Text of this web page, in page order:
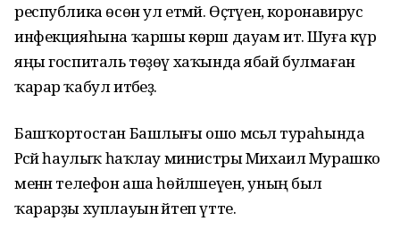
республика өсөн ул етмәй. Өҫтәүенә, коронавирус
инфекцияһына ҡаршы көрәш дауам итә. Шуға күрә
яңы госпиталь төҙөү хаҡында ябай булмаған
ҡарар ҡабул итәбеҙ.
Башҡортостан Башлығы ошо мәсьәлә тураһында
Рәсәй һаулыҡ һаҡлау министры Михаил Мурашко
менән телефон аша һөйләшеүен, уның был
ҡарарҙы хуплауын әйтеп үтте.